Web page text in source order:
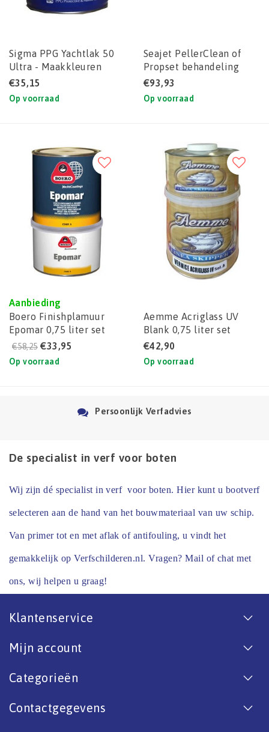
Sigma PPG Yachtlak 50
Ultra - Maakkleuren
€35,15
Op voorraad
Seajet PellerClean of
Propset behandeling
voor schroeven
€93,93
Op voorraad
Aanbieding
Boero Finishplamuur
Epomar 0,75 liter set
€58,25 €33,95
Op voorraad
Aemme Acriglass UV
Blank 0,75 liter set
€42,90
Op voorraad
Persoonlijk Verfadvies
De specialist in verf voor boten
Wij zijn dé specialist in verf voor boten. Hier kunt u bootverf
selecteren aan de hand van het bouwmateriaal van uw schip.
Van primer tot en met aflak of antifouling, u vindt het
gemakkelijk op Verfschilderen.nl. Vragen? Mail of chat met
ons, wij helpen u graag!
Klantenservice
Mijn account
Categorieën
Contactgegevens